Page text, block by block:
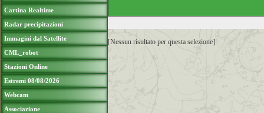
Cartina Realtime
Radar precipitazioni
Immagini dal Satellite
CML_robot
Stazioni Online
Estremi 08/08/2026
Webcam
Associazione
[Nessun risultato per questa selezione]